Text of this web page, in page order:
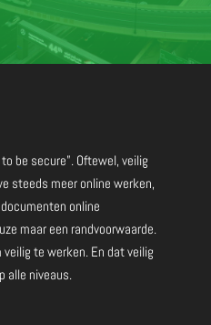
be secure”. Oftewel, veilig
steeds meer online werken,
online
maar een randvoorwaarde.
te werken. En dat veilig
alle niveaus.